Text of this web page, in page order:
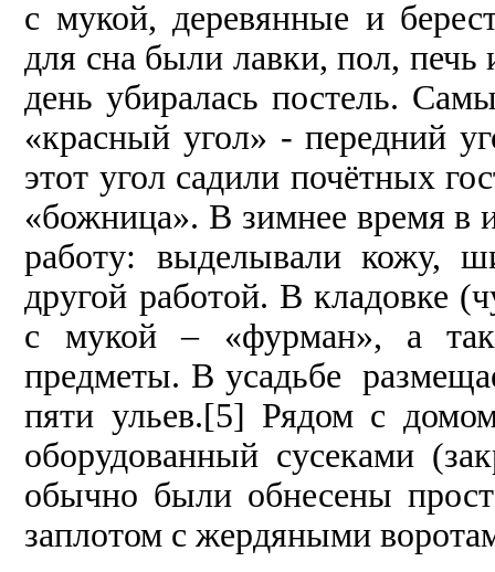
с мукой, деревянные и
для сна были лавки, пол, печь
день убиралась постель.
«красный угол» - передний
этот угол садили почётных
«божница». В зимнее время в
работу: выделывали кожу,
другой работой. В кладовке
с мукой – «фурман», а
предметы. В усадьбе
пяти ульев.[5] Рядом с
оборудованный сусеками
обычно были обнесены
заплотом с жердяными